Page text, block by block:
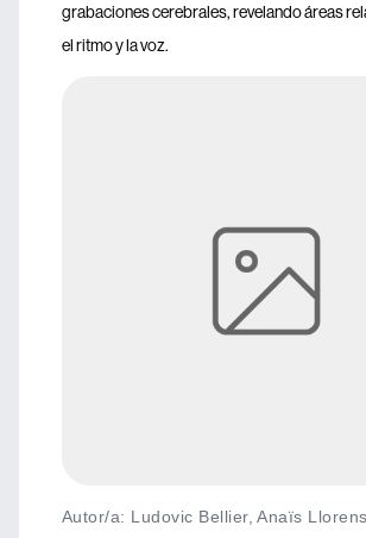
grabaciones cerebrales, revelando áreas
el ritmo y la voz.
Autor/a: Ludovic Bellier, Anaïs